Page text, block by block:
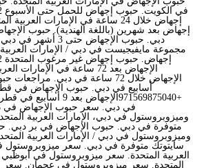
إجهاض خلال 24 ساعة في الإمارات
إجهاض بعد شهرين (باللغة الهندية). حبوب
الإجهاض بعد 72 ساعة في
أسابيع في دبي. حبوب الإجهاض في
+971569875040الإجهاض
في دبي. سعر حبوب الإجهاض في
وميزوبروستول في دبي، الإمارات العربية
متوفرة في دبي. حبوب الإجهاض في بر دبي.
وميزوبروستول في دبي / الإمارات العربية
سايتوتك متوفرة في دبي. سعر ميزوبروستول
العربية المتحدة. سعر ميزوبروستول في أبوظبي /
المتحدة. سعر ميزوبروستول في عجمان.